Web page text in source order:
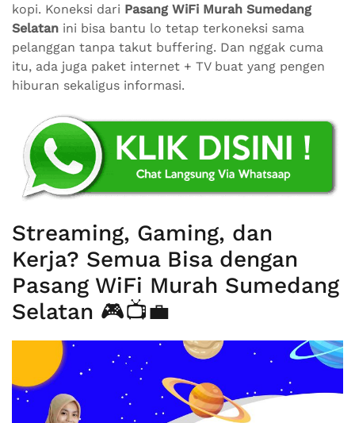
kopi. Koneksi dari Pasang WiFi Murah Sumedang
Selatan ini bisa bantu lo tetap terkoneksi sama
pelanggan tanpa takut buffering. Dan nggak cuma
itu, ada juga paket internet + TV buat yang pengen
hiburan sekaligus informasi.
Streaming, Gaming, dan
Kerja? Semua Bisa dengan
Pasang WiFi Murah Sumedang
Selatan 🎮📺💼